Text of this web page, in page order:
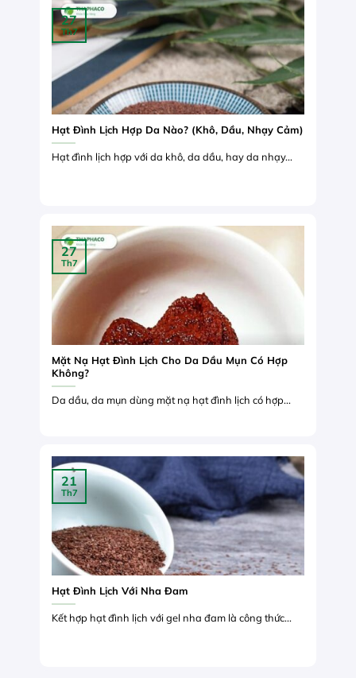
Hạt Đình Lịch Hợp Da Nào? (Khô, Dầu, Nhạy Cảm)
Hạt đình lịch hợp với da khô, da dầu, hay da nhạy...
27
Th7
Mặt Nạ Hạt Đình Lịch Cho Da Dầu Mụn Có Hợp
Không?
Da dầu, da mụn dùng mặt nạ hạt đình lịch có hợp...
27
Th7
Hạt Đình Lịch Với Nha Đam
Kết hợp hạt đình lịch với gel nha đam là công thức...
21
Th7